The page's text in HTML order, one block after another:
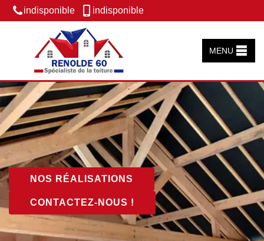
indisponible indisponible
MENU
NOS RÉALISATIONS
CONTACTEZ-NOUS !